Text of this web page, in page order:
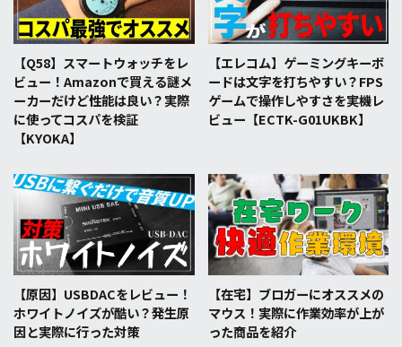
【Q58】スマートウォッチをレ
ビュー！Amazonで買える謎メ
ーカーだけど性能は良い？実際
に使ってコスパを検証
【KYOKA】
【エレコム】ゲーミングキーボ
ードは文字を打ちやすい？FPS
ゲームで操作しやすさを実機レ
ビュー【ECTK-G01UKBK】
【原因】USBDACをレビュー！
ホワイトノイズが酷い？発生原
因と実際に行った対策
【在宅】ブロガーにオススメの
マウス！実際に作業効率が上が
った商品を紹介